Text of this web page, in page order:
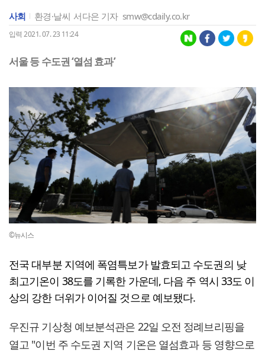
사회 환경·날씨 서다은 기자 smw@cdaily.co.kr
입력 2021. 07. 23 11:24
서울 등 수도권 ‘열섬 효과’
©뉴시스
전국 대부분 지역에 폭염특보가 발효되고 수도권의 낮
최고기온이 38도를 기록한 가운데, 다음 주 역시 33도 이
상의 강한 더위가 이어질 것으로 예보됐다.
우진규 기상청 예보분석관은 22일 오전 정례브리핑을
열고 "이번 주 수도권 지역 기온은 열섬효과 등 영향으로